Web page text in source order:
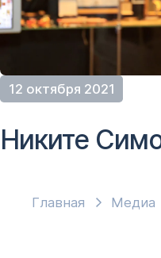
12 октября 2021
Главная Медиа
Никите